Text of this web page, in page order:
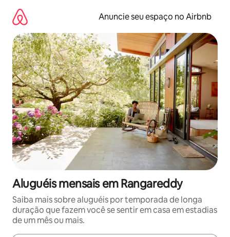
para
conteúdo
Anuncie seu espaço no Airbnb
Aluguéis mensais em Rangareddy
Saiba mais sobre aluguéis por temporada de longa
duração que fazem você se sentir em casa em estadias
de um mês ou mais.